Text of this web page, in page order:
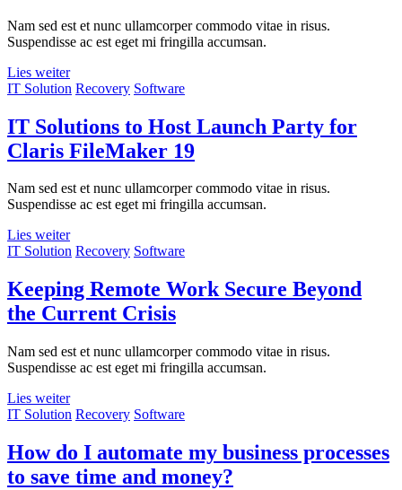
Nam sed est et nunc ullamcorper commodo vitae in risus.
Suspendisse ac est eget mi fringilla accumsan.
Lies weiter
IT Solution Recovery Software
IT Solutions to Host Launch Party for
Claris FileMaker 19
Nam sed est et nunc ullamcorper commodo vitae in risus.
Suspendisse ac est eget mi fringilla accumsan.
Lies weiter
IT Solution Recovery Software
Keeping Remote Work Secure Beyond
the Current Crisis
Nam sed est et nunc ullamcorper commodo vitae in risus.
Suspendisse ac est eget mi fringilla accumsan.
Lies weiter
IT Solution Recovery Software
How do I automate my business processes
to save time and money?